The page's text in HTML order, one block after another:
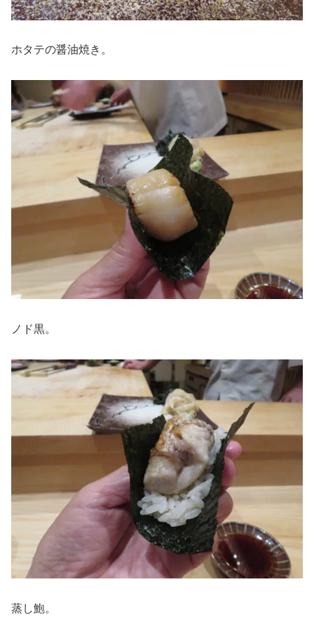
ホタテの醤油焼き。
ノド黒。
蒸し鮑。